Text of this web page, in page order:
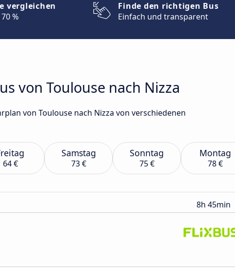
vergleichen
%
Finde den richtigen Bus
Einfach und transparent
von Toulouse nach Nizza
von Toulouse nach Nizza von verschiedenen
64 €
Samstag
73 €
Sonntag
75 €
Montag
78 €
8h 45min